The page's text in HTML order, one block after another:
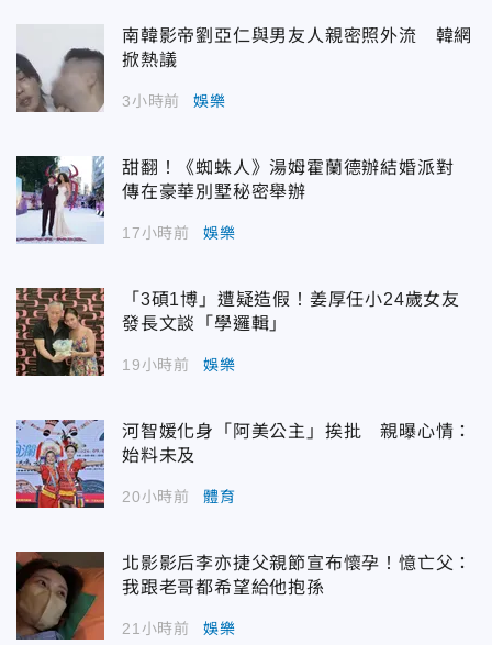
南韓影帝劉亞仁與男友人親密照外流 韓網
掀熱議
3小時前 娛樂
甜翻！《蜘蛛人》湯姆霍蘭德辦結婚派對
傳在豪華別墅秘密舉辦
17小時前 娛樂
「3碩1博」遭疑造假！姜厚任小24歲女友
發長文談「學邏輯」
19小時前 娛樂
河智媛化身「阿美公主」挨批 親曝心情：
始料未及
20小時前 體育
北影影后李亦捷父親節宣布懷孕！憶亡父：
我跟老哥都希望給他抱孫
21小時前 娛樂